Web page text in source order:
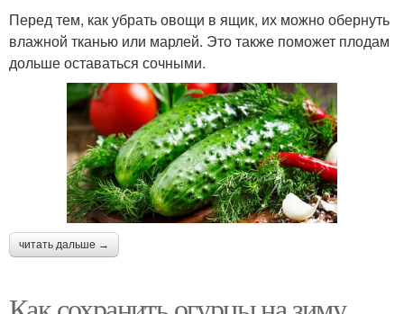
Перед тем, как убрать овощи в ящик, их можно обернуть
влажной тканью или марлей. Это также поможет плодам
дольше оставаться сочными.
читать дальше →